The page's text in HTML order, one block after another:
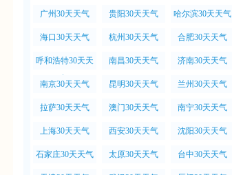
广州30天天气 贵阳30天天气 哈尔滨30天天气
海口30天天气 杭州30天天气 合肥30天天气
呼和浩特30天天
气
南昌30天天气 济南30天天气
南京30天天气 昆明30天天气 兰州30天天气
拉萨30天天气 澳门30天天气 南宁30天天气
上海30天天气 西安30天天气 沈阳30天天气
石家庄30天天气 太原30天天气 台中30天天气